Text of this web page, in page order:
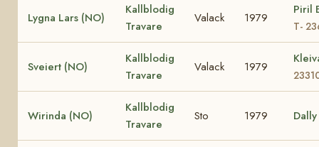
Lygna Lars (NO)
Kallblodig
Travare
Valack 1979
Piril
T-
Sveiert (NO)
Kallblodig
Travare
Valack 1979
Wirinda (NO)
Kallblodig
Travare
Sto 1979